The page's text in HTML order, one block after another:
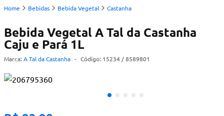
Home Bebidas Bebida Vegetal Castanha
Bebida Vegetal A Tal da Castanha
Caju e Pará 1L
Marca: A Tal da Castanha - Código: 15234 / 8589801